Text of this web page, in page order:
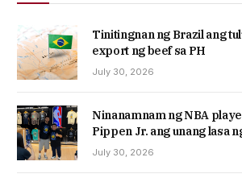
Tinitingnan ng Brazil ang
export ng beef sa PH
July 30, 2026
Ninanamnam ng NBA
Pippen Jr. ang unang lasa
July 30, 2026